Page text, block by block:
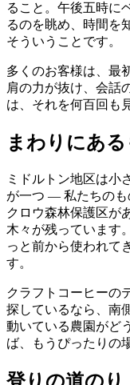
ること。午後五時に
るのを眺め、時間を
そういうことです。
多くのお客様は、最
肩の力が抜け、会話
は、それを何百回も
まわりにあ
ミドルトン地区は小
が一つ — 私たちのも
クロウ森林保護区が
木々が残っています
っと前から使われて
す。
クラフトコーヒーの
探しているなら、南
動いている農園がど
ば、もうぴったりの